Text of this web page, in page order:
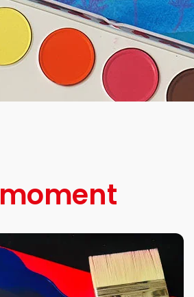
moment